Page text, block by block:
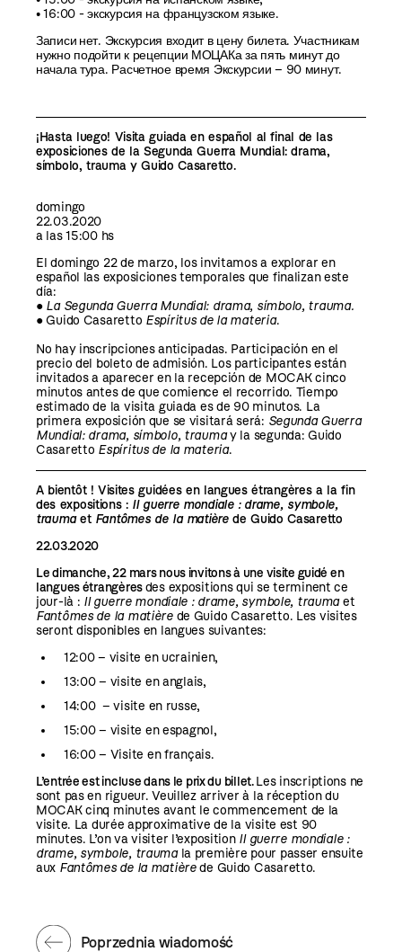
• 16:00 - экскурсия на французском языке.
Записи нет. Экскурсия входит в цену билета. Участникам
нужно подойти к рецепции МОЦАКа за пять минут до
начала тура. Расчетное время Экскурсии – 90 минут.
¡Hasta luego! Visita guiada en español al final de las
exposiciones de la Segunda Guerra Mundial: drama,
símbolo, trauma y Guido Casaretto.
domingo
22.03.2020
a las 15:00 hs
El domingo 22 de marzo, los invitamos a explorar en
español las exposiciones temporales que finalizan este
día:
● La Segunda Guerra Mundial: drama, símbolo, trauma.
● Guido Casaretto Espíritus de la materia.
No hay inscripciones anticipadas. Participación en el
precio del boleto de admisión. Los participantes están
invitados a aparecer en la recepción de MOCAK cinco
minutos antes de que comience el recorrido. Tiempo
estimado de la visita guiada es de 90 minutos. La
primera exposición que se visitará será: Segunda Guerra
Mundial: drama, símbolo, traumay la segunda: Guido
Casaretto Espíritus de la materia.
A bientôt ! Visites guidées en langues étrangères a la fin
des expositions : II guerre mondiale : drame, symbole,
traumaet Fantômes de la matièrede Guido Casaretto
22.03.2020
Le dimanche, 22 mars nous invitons à une visite guidé en
langues étrangèresdes expositions qui se terminent ce
jour-là : II guerre mondiale : drame, symbole, traumaet
Fantômes de la matière de Guido Casaretto. Les visites
seront disponibles en langues suivantes:
12:00 – visite en ucrainien,
13:00 – visite en anglais,
14:00 – visite en russe,
15:00 – visite en espagnol,
16:00 – Visite en français.
L’entrée est incluse dans le prix du billet.Les inscriptions ne
sont pas en rigueur. Veuillez arriver à la réception du
MOCAK cinq minutes avant le commencement de la
visite. La durée approximative de la visite est 90
minutes. L’on va visiter l’exposition II guerre mondiale :
drame, symbole, traumala première pour passer ensuite
aux Fantômes de la matièrede Guido Casaretto.
Poprzednia wiadomość